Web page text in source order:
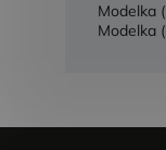
Modelka
Modelka